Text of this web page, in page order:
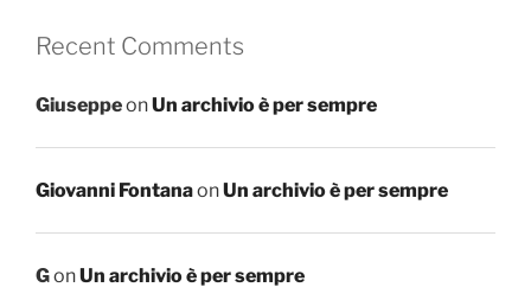
Recent Comments
GiuseppeonUn archivio è per sempre
Giovanni FontanaonUn archivio è per sempre
GonUn archivio è per sempre